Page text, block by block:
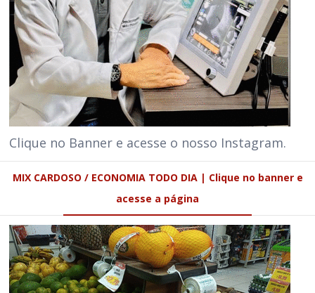
Clique no Banner e acesse o nosso Instagram.
MIX CARDOSO / ECONOMIA TODO DIA | Clique no banner e
acesse a página